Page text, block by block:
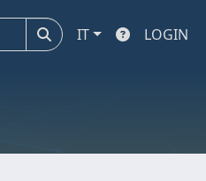
IT LOGIN